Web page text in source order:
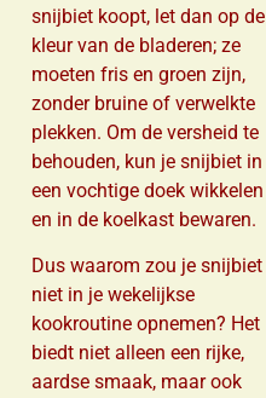
snijbiet koopt, let dan op de
kleur van de bladeren; ze
moeten fris en groen zijn,
zonder bruine of verwelkte
plekken. Om de versheid te
behouden, kun je snijbiet in
een vochtige doek wikkelen
en in de koelkast bewaren.
Dus waarom zou je snijbiet
niet in je wekelijkse
kookroutine opnemen? Het
biedt niet alleen een rijke,
aardse smaak, maar ook